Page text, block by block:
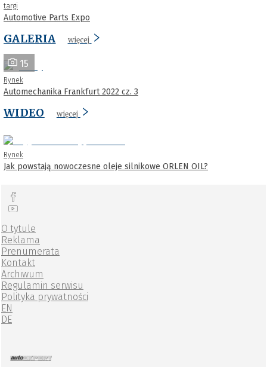
targi
Automotive Parts Expo
GALERIA więcej
15
Rynek
Automechanika Frankfurt 2022 cz. 3
WIDEO więcej
Rynek
Jak powstają nowoczesne oleje silnikowe ORLEN OIL?
O tytule
Reklama
Prenumerata
Kontakt
Archiwum
Regulamin serwisu
Polityka prywatności
EN
DE